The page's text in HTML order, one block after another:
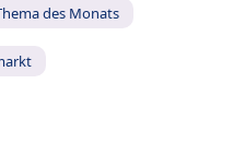
des Monats